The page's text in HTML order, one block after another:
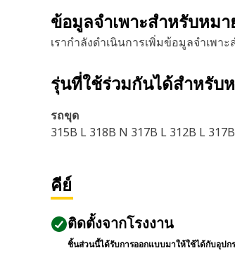
ข้อมูลจำเพาะสำหรับหม
เรากำลังดำเนินการเพิ่มข้อมูลจำเพา
รุ่นที่ใช้ร่วมกันได้สำหรับ
รถขุด
315B L 318B N 317B L 312B L
คีย์
ติดตั้งจากโรงงาน
ชิ้นส่วนนี้ได้รับการออกแบบมาให้ใช้ได้กับอุป